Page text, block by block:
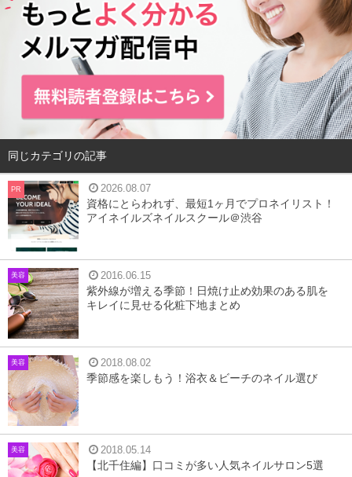
椿オイルとは
大昔から愛用されている植物性のオイル
椿オイルはその名のとおり、日本原産の椿の種子から作ら
れる油のことで、椿油または椿種子油とも呼ばれていま
す。その歴史は古く、私たちのおばあちゃん世代よりもず
っとずっと昔から椿オイルは存在していました。
日本の女性はつげで作られた櫛に椿オイルを染みこませて
同じカテゴリの記事
PR 2026.08.07
資格にとらわれず、最短1ヶ月でプロネイリスト！
アイネイルズネイルスクール＠渋谷
美容 2016.06.15
紫外線が増える季節！日焼け止め効果のある肌を
キレイに見せる化粧下地まとめ
美容 2018.08.02
季節感を楽しもう！浴衣＆ビーチのネイル選び
美容 2018.05.14
【北千住編】口コミが多い人気ネイルサロン5選